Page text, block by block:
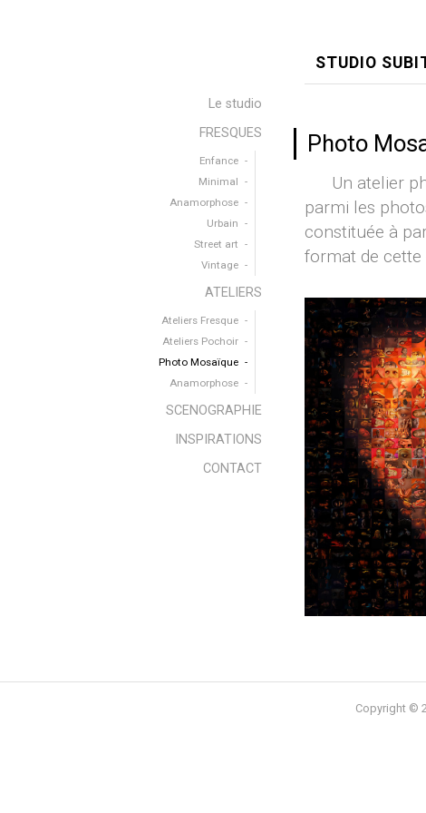
Le studio
FRESQUES
Enfance
Minimal
Anamorphose
Urbain
Street art
Vintage
ATELIERS
Ateliers Fresque
Ateliers Pochoir
Photo Mosaïque
Anamorphose
SCENOGRAPHIE
INSPIRATIONS
CONTACT
STUDIO
Photo
Un atelier
parmi les
constituée à
format de
Copyright ©